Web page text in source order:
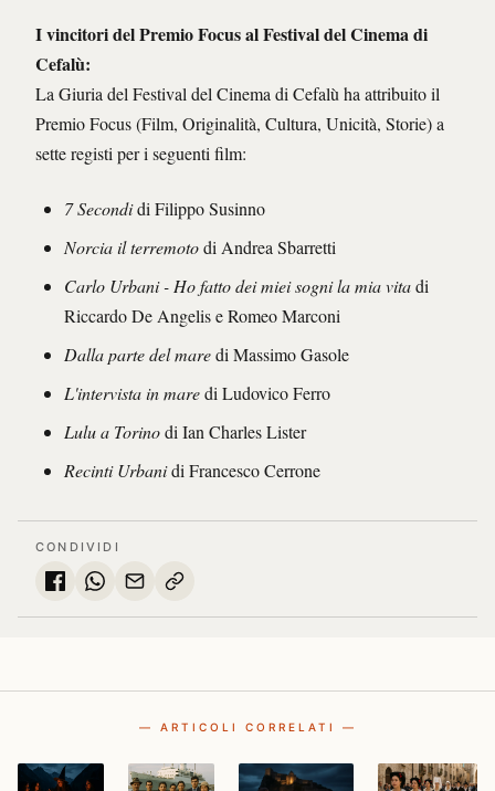
I vincitori del Premio Focus al Festival del Cinema di
Cefalù:
La Giuria del Festival del Cinema di Cefalù ha attribuito il
Premio Focus (Film, Originalità, Cultura, Unicità, Storie) a
sette registi per i seguenti film:
7 Secondidi Filippo Susinno
Norcia il terremotodi Andrea Sbarretti
Carlo Urbani - Ho fatto dei miei sogni la mia vitadi
Riccardo De Angelis e Romeo Marconi
Dalla parte del maredi Massimo Gasole
L'intervista in maredi Ludovico Ferro
Lulu a Torinodi Ian Charles Lister
Recinti Urbanidi Francesco Cerrone
CONDIVIDI
— ARTICOLI CORRELATI —